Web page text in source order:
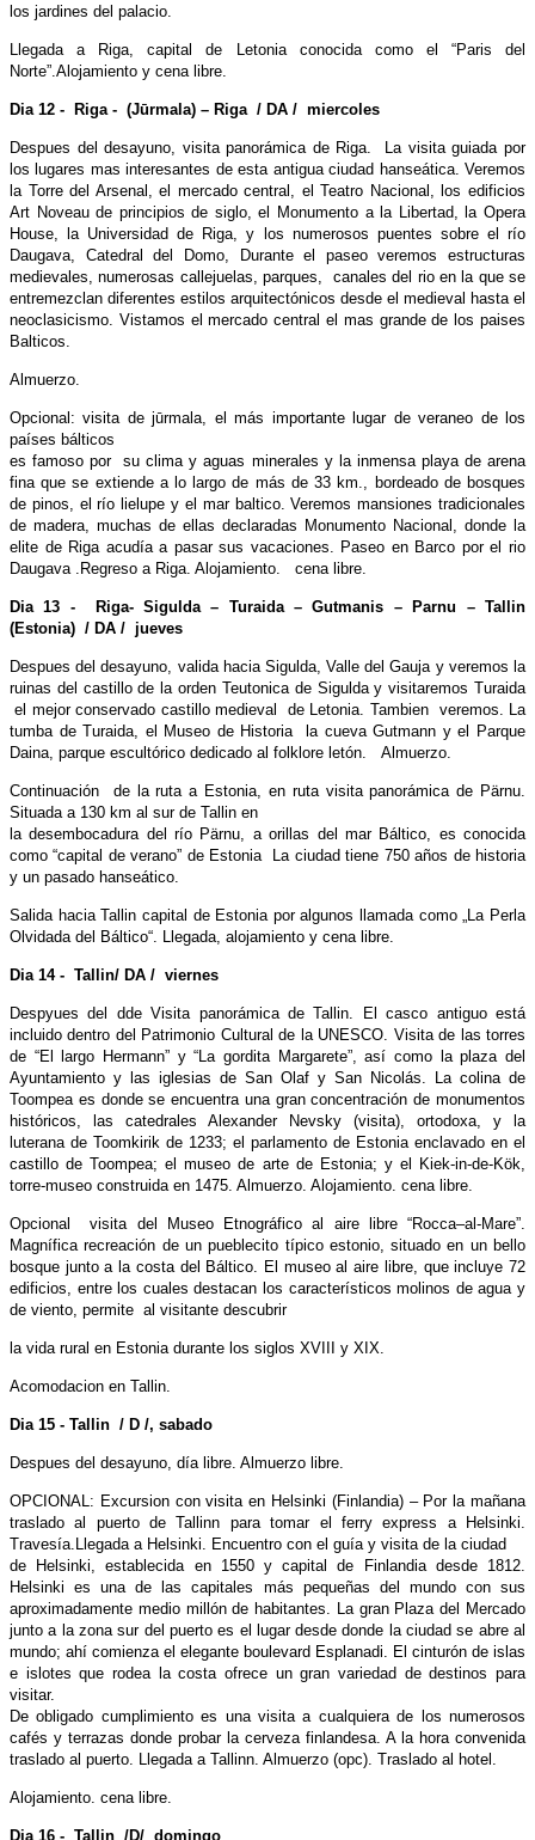
los jardines del palacio.
Llegada a Riga, capital de Letonia conocida como el “Paris del
Norte”.Alojamiento y cena libre.
Dia 12 - Riga - (Jūrmala) – Riga / DA / miercoles
Despues del desayuno, visita panorámica de Riga. La visita guiada por
los lugares mas interesantes de esta antigua ciudad hanseática. Veremos
la Torre del Arsenal, el mercado central, el Teatro Nacional, los edificios
Art Noveau de principios de siglo, el Monumento a la Libertad, la Opera
House, la Universidad de Riga, y los numerosos puentes sobre el río
Daugava, Catedral del Domo, Durante el paseo veremos estructuras
medievales, numerosas callejuelas, parques, canales del rio en la que se
entremezclan diferentes estilos arquitectónicos desde el medieval hasta el
neoclasicismo. Vistamos el mercado central el mas grande de los paises
Balticos.
Almuerzo.
Opcional: visita de jūrmala, el más importante lugar de veraneo de los
países bálticos
es famoso por su clima y aguas minerales y la inmensa playa de arena
fina que se extiende a lo largo de más de 33 km., bordeado de bosques
de pinos, el río lielupe y el mar baltico. Veremos mansiones tradicionales
de madera, muchas de ellas declaradas Monumento Nacional, donde la
elite de Riga acudía a pasar sus vacaciones. Paseo en Barco por el rio
Daugava .Regreso a Riga. Alojamiento. cena libre.
Dia 13 - Riga- Sigulda – Turaida – Gutmanis – Parnu – Tallin
(Estonia) / DA / jueves
Despues del desayuno, valida hacia Sigulda, Valle del Gauja y veremos la
ruinas del castillo de la orden Teutonica de Sigulda y visitaremos Turaida
el mejor conservado castillo medieval de Letonia. Tambien veremos. La
tumba de Turaida, el Museo de Historia la cueva Gutmann y el Parque
Daina, parque escultórico dedicado al folklore letón. Almuerzo.
Continuación de la ruta a Estonia, en ruta visita panorámica de Pärnu.
Situada a 130 km al sur de Tallin en
la desembocadura del río Pärnu, a orillas del mar Báltico, es conocida
como “capital de verano” de Estonia La ciudad tiene 750 años de historia
y un pasado hanseático.
Salida hacia Tallin capital de Estonia por algunos llamada como „La Perla
Olvidada del Báltico“. Llegada, alojamiento y cena libre.
Dia 14 - Tallin/ DA / viernes
Despyues del dde Visita panorámica de Tallin. El casco antiguo está
incluido dentro del Patrimonio Cultural de la UNESCO. Visita de las torres
de “El largo Hermann” y “La gordita Margarete”, así como la plaza del
Ayuntamiento y las iglesias de San Olaf y San Nicolás. La colina de
Toompea es donde se encuentra una gran concentración de monumentos
históricos, las catedrales Alexander Nevsky (visita), ortodoxa, y la
luterana de Toomkirik de 1233; el parlamento de Estonia enclavado en el
castillo de Toompea; el museo de arte de Estonia; y el Kiek-in-de-Kök,
torre-museo construida en 1475. Almuerzo. Alojamiento. cena libre.
Opcional visita del Museo Etnográfico al aire libre “Rocca–al-Mare”.
Magnífica recreación de un pueblecito típico estonio, situado en un bello
bosque junto a la costa del Báltico. El museo al aire libre, que incluye 72
edificios, entre los cuales destacan los característicos molinos de agua y
de viento, permite al visitante descubrir
la vida rural en Estonia durante los siglos XVIII y XIX.
Acomodacion en Tallin.
Dia 15 - Tallin / D /, sabado
Despues del desayuno, día libre. Almuerzo libre.
OPCIONAL: Excursion con visita en Helsinki (Finlandia) – Por la mañana
traslado al puerto de Tallinn para tomar el ferry express a Helsinki.
Travesía.Llegada a Helsinki. Encuentro con el guía y visita de la ciudad
de Helsinki, establecida en 1550 y capital de Finlandia desde 1812.
Helsinki es una de las capitales más pequeñas del mundo con sus
aproximadamente medio millón de habitantes. La gran Plaza del Mercado
junto a la zona sur del puerto es el lugar desde donde la ciudad se abre al
mundo; ahí comienza el elegante boulevard Esplanadi. El cinturón de islas
e islotes que rodea la costa ofrece un gran variedad de destinos para
visitar.
De obligado cumplimiento es una visita a cualquiera de los numerosos
cafés y terrazas donde probar la cerveza finlandesa. A la hora convenida
traslado al puerto. Llegada a Tallinn. Almuerzo (opc). Traslado al hotel.
Alojamiento. cena libre.
Dia 16 - Tallin /D/ domingo